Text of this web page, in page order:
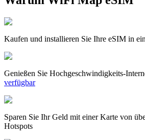
Kaufen und installieren Sie Ihre eSIM in
Genießen Sie Hochgeschwindigkeits-
verfügbar
Sparen Sie Ihr Geld mit einer Karte von
Hotspots